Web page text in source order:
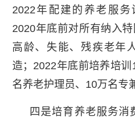
2022年配建的养老服务
2020年底前对所有纳入
高龄、失能、残疾老年
造；2022年底前培养培
名养老护理员、10万名专
四是培育养老服务消